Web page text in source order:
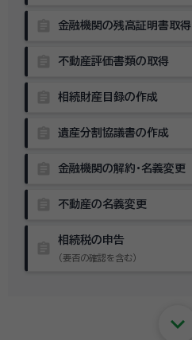
金融機関の残高証明書取得
不動産評価書類の取得
相続財産目録の作成
遺産分割協議書の作成
金融機関の解約・名義変更
不動産の名義変更
相続税の申告
（要否の確認を含む）
keyboard_arrow_down